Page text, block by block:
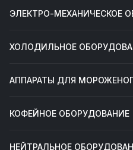
ЭЛЕКТРО-МЕХАНИЧЕСКОЕ
ХОЛОДИЛЬНОЕ
АППАРАТЫ ДЛЯ
КОФЕЙНОЕ ОБОРУДОВАНИЕ
НЕЙТРАЛЬНОЕ